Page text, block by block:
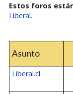
Estos foros
Liberal.
Asunto
Liberal.cl